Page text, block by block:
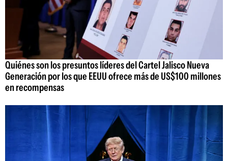
Quiénes son los presuntos líderes del Cartel Jalisco Nueva
Generación por los que EEUU ofrece más de US$100 millones
en recompensas